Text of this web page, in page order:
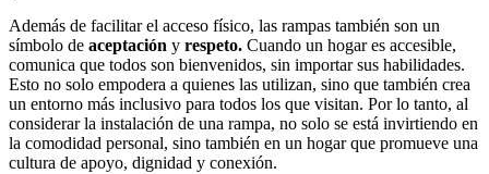
Además de facilitar el acceso físico, las rampas también son un
símbolo de aceptación y respeto. Cuando un hogar es accesible,
comunica que todos son bienvenidos, sin importar sus habilidades.
Esto no solo empodera a quienes las utilizan, sino que también crea
un entorno más inclusivo para todos los que visitan. Por lo tanto, al
considerar la instalación de una rampa, no solo se está invirtiendo en
la comodidad personal, sino también en un hogar que promueve una
cultura de apoyo, dignidad y conexión.